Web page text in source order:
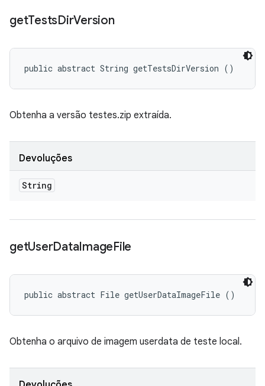
getTestsDirVersion
public abstract String getTestsDirVersion ()
Obtenha a versão testes.zip extraída.
Devoluções
String
getUserDataImageFile
public abstract File getUserDataImageFile ()
Obtenha o arquivo de imagem userdata de teste local.